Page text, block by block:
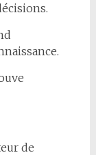
de